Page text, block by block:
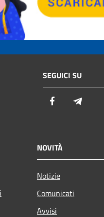
SEGUICI SU
Facebook
NOVITÀ
Notizie
Comunicati
Avvisi